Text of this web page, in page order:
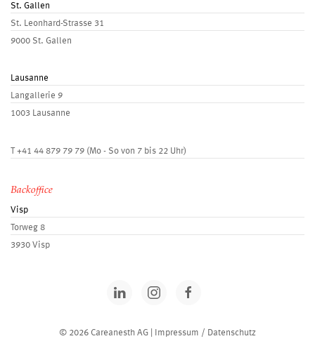
St. Gallen
St. Leonhard-Strasse 31
9000 St. Gallen
Lausanne
Langallerie 9
1003 Lausanne
T+41 44 879 79 79 (Mo - So von 7 bis 22 Uhr)
Backoffice
Visp
Torweg 8
3930 Visp
© 2026 Careanesth AG | Impressum / Datenschutz